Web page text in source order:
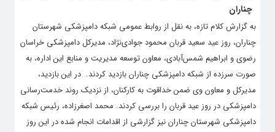
چناران
به گزارش کلام تازه، به نقل از روابط عمومی شبکه دامپزشکی شهرستان
چناران، روز عید سعید قربان محمود جوادی‌نژاد، مدیرکل دامپزشکی خراسان
رضوی و ابراهیم شمس‌آبادی، معاون توسعه مدیریت و منابع این اداره، به
صورت سرزده از شبکه دامپزشکی چناران بازدید کردند. ‌ در این بازدید،
مدیرکل و معاون وی ضمن خداقوت به کارکنان، از نزدیک روند خدمت‌رسانی
دامپزشکی در روز عید قربان را بررسی کردند. محمد اصغرزاده، رئیس شبکه
دامپزشکی شهرستان چناران نیز گزارشی از اقدامات انجام شده در این روز